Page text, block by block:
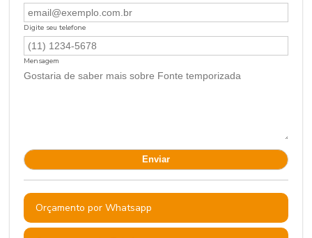
Digite seu telefone
Mensagem
Orçamento por Whatsapp